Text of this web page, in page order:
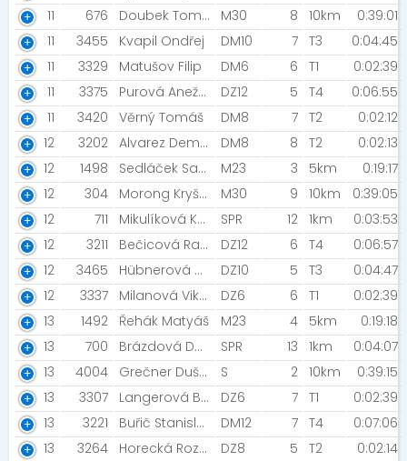
11
676 Doubek Tomáš [CYKLO-SKI KLUB POLIČKA] M30 8 10km
0:39:01
11
3455 Kvapil Ondřej DM10 7 T3
0:04:45
11
3329 Matušov Filip DM6 6 T1
0:02:39
11
3375 Purová Anežka DZ12 5 T4
0:06:55
11
3420 Věrný Tomáš DM8 7 T2
0:02:12
12
3202 Alvarez Deml David DM8 8 T2
0:02:13
12
1498 Sedláček Samo [LF Upol] M23 3 5km
0:19:17
12
304 Morong Kryštof M30 9 10km
0:39:05
12
711 Mikulíková Kateřina SPR 12 1km
0:03:53
12
3211 Bečicová Radka DZ12 6 T4
0:06:57
12
3465 Hübnerová Beáta DZ10 5 T3
0:04:47
12
3337 Milanová Viktorie DZ6 6 T1
0:02:39
13
1492 Řehák Matyáš M23 4 5km
0:19:18
13
700 Brázdová Dominika Anna [ASk Dipoli] SPR 13 1km
0:04:07
13
4004 Grečner Dušan Janoušek Lukáš [Forever Young] S 2 10km
0:39:15
13
3307 Langerová Barbora DZ6 7 T1
0:02:39
13
3221 Buřič Stanislav DM12 7 T4
0:07:06
13
3264 Horecká Rozárie [Novis Team / SK Speed Brno] DZ8 5 T2 0:02:14